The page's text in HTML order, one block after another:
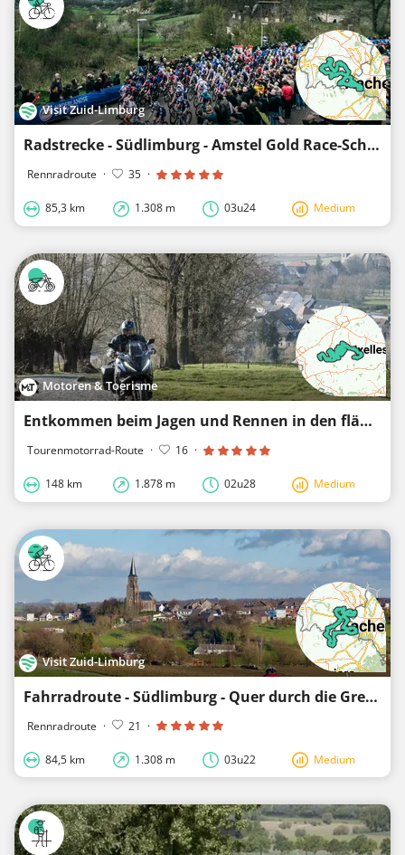
Visit Zuid-Limburg
Radstrecke - Südlimburg - Amstel Gold Race-Schleife 2
Rennradroute · 35 ·
85,3 km 1.308 m 03u24 Medium
Motoren & Toerisme
Entkommen beim Jagen und Rennen in den flämischen Ardennen
Tourenmotorrad-Route · 16 ·
148 km 1.878 m 02u28 Medium
Visit Zuid-Limburg
Fahrradroute - Südlimburg - Quer durch die Grenzregion
Rennradroute · 21 ·
84,5 km 1.308 m 03u22 Medium